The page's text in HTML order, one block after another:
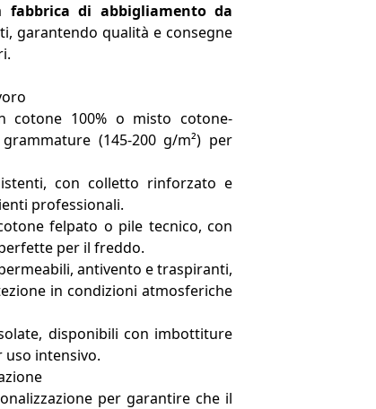
fabbrica di abbigliamento da
garantendo qualità e consegne
cotone 100% o misto cotone-
(145-200 g/m²) per
con colletto rinforzato e
professionali.
felpato o pile tecnico, con
per il freddo.
antivento e traspiranti,
in condizioni atmosferiche
disponibili con imbottiture
intensivo.
per garantire che il